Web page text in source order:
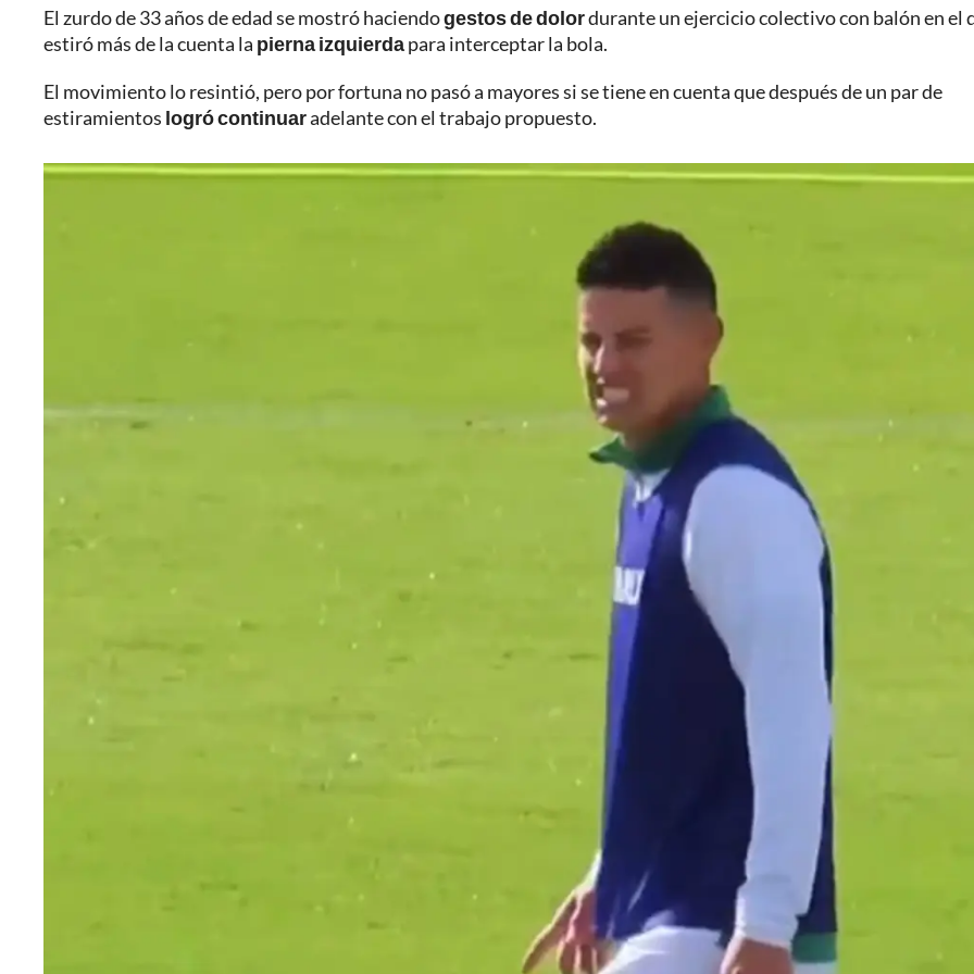
El zurdo de 33 años de edad se mostró haciendogestos de dolordurante un ejercicio colectivo con balón en el
estiró más de la cuenta la pierna izquierdapara interceptar la bola.
El movimiento lo resintió, pero por fortuna no pasó a mayores si se tiene en cuenta que después de un par de
estiramientos logró continuaradelante con el trabajo propuesto.